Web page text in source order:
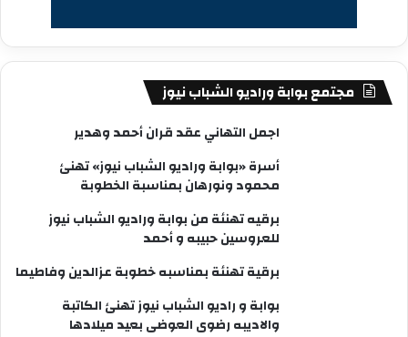
مجتمع بوابة وراديو الشباب نيوز
اجمل التهاني عقد قران أحمد وهدير
أسرة «بوابة وراديو الشباب نيوز» تهنئ
محمود ونورهان بمناسبة الخطوبة
برقيه تهنئة من بوابة وراديو الشباب نيوز
للعروسين حبيبه و أحمد
برقية تهنئة بمناسبه خطوبة عزالدين وفاطيما
بوابة و راديو الشباب نيوز تهنئ الكاتبة
والاديبه رضوى العوضى بعيد ميلادها